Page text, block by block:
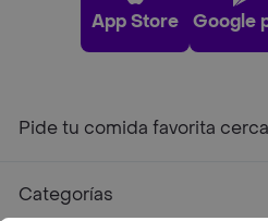
App Store Google
Pide tu comida favorita
Categorías